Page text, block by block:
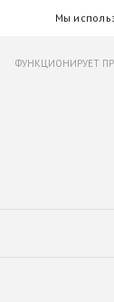
Мы
ФУНКЦИОНИРУЕТ